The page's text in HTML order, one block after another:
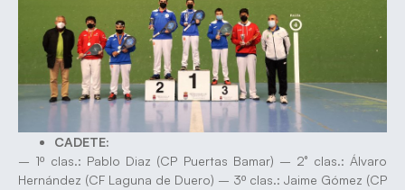
CADETE:
– 1º clas.: Pablo Diaz (CP Puertas Bamar) – 2° clas.: Álvaro
Hernández (CF Laguna de Duero) – 3º clas.: Jaime Gómez (CP